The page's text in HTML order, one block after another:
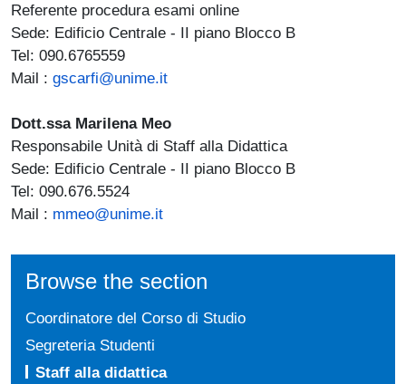
Referente procedura esami online
Sede: Edificio Centrale - II piano Blocco B
Tel: 090.6765559
Mail : gscarfi@unime.it
Dott.ssa Marilena Meo
Responsabile Unità di Staff alla Didattica
Sede: Edificio Centrale - II piano Blocco B
Tel: 090.676.5524
Mail : mmeo@unime.it
Browse the section
Coordinatore del Corso di Studio
Segreteria Studenti
Staff alla didattica